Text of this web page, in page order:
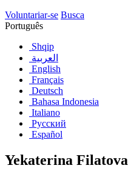
Voluntariar-se Busca
Português
Shqip
العربية
English
Français
Deutsch
Bahasa Indonesia
Italiano
Русский
Español
Yekaterina Filatova